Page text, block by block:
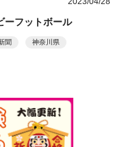
ーフットボール
聞 神奈川県